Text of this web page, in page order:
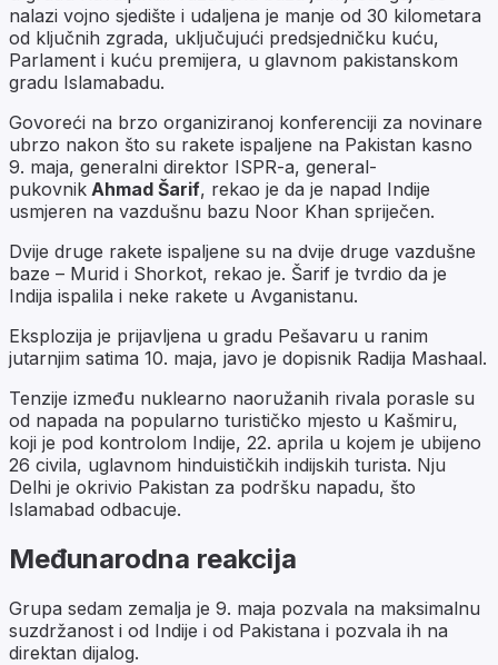
nalazi vojno sjedište i udaljena je manje od 30 kilometara
od ključnih zgrada, uključujući predsjedničku kuću,
Parlament i kuću premijera, u glavnom pakistanskom
gradu Islamabadu.
Govoreći na brzo organiziranoj konferenciji za novinare
ubrzo nakon što su rakete ispaljene na Pakistan kasno
9. maja, generalni direktor ISPR-a, general-
pukovnik Ahmad Šarif, rekao je da je napad Indije
usmjeren na vazdušnu bazu Noor Khan spriječen.
Dvije druge rakete ispaljene su na dvije druge vazdušne
baze – Murid i Shorkot, rekao je. Šarif je tvrdio da je
Indija ispalila i neke rakete u Avganistanu.
Eksplozija je prijavljena u gradu Pešavaru u ranim
jutarnjim satima 10. maja, javo je dopisnik Radija Mashaal.
Tenzije između nuklearno naoružanih rivala porasle su
od napada na popularno turističko mjesto u Kašmiru,
koji je pod kontrolom Indije, 22. aprila u kojem je ubijeno
26 civila, uglavnom hinduističkih indijskih turista. Nju
Delhi je okrivio Pakistan za podršku napadu, što
Islamabad odbacuje.
Međunarodna reakcija
Grupa sedam zemalja je 9. maja pozvala na maksimalnu
suzdržanost i od Indije i od Pakistana i pozvala ih na
direktan dijalog.